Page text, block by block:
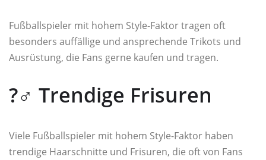
Fußballspieler mit hohem Style-Faktor tragen oft
besonders auffällige und ansprechende Trikots und
Ausrüstung, die Fans gerne kaufen und tragen.
?‍♂️ Trendige Frisuren
Viele Fußballspieler mit hohem Style-Faktor haben
trendige Haarschnitte und Frisuren, die oft von Fans